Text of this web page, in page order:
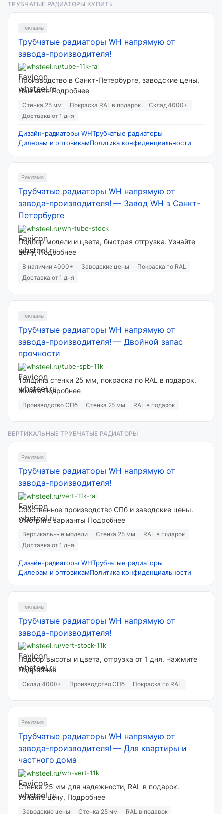
ТРУБЧАТЫЕ РАДИАТОРЫ КУПИТЬ
Реклама
Трубчатые радиаторы WH напрямую от
завода-производителя!
whsteel.ru/tube-11k-ral
Производство в Санкт-Петербурге, заводские цены.
Нажмите Подробнее
Стенка 25 мм Покраска RAL в подарок
Склад 4000+
Доставка от 1 дня
Дизайн-радиаторы WHТрубчатые радиаторы
Дилерам и оптовикамПолитика конфиденциальности
Реклама
Трубчатые радиаторы WH напрямую от
завода-производителя! — Завод WH в Санкт-
Петербурге
whsteel.ru/wh-tube-stock
Подбор модели и цвета, быстрая отгрузка. Узнайте
цену, Подробнее
В наличии 4000+ Заводские цены
Покраска по RAL
Доставка от 1 дня
Реклама
Трубчатые радиаторы WH напрямую от
завода-производителя! — Двойной запас
прочности
whsteel.ru/tube-spb-11k
Толщина стенки 25 мм, покраска по RAL в подарок.
Жмите Подробнее
Производство СПб Стенка 25 мм RAL в подарок
ВЕРТИКАЛЬНЫЕ ТРУБЧАТЫЕ РАДИАТОРЫ
Реклама
Трубчатые радиаторы WH напрямую от
завода-производителя!
whsteel.ru/vert-11k-ral
Собственное производство СПб и заводские цены.
Смотрите варианты Подробнее
Вертикальные модели Стенка 25 мм
RAL в подарок
Доставка от 1 дня
Дизайн-радиаторы WHТрубчатые радиаторы
Дилерам и оптовикамПолитика конфиденциальности
Реклама
Трубчатые радиаторы WH напрямую от
завода-производителя!
whsteel.ru/vert-stock-11k
Подбор высоты и цвета, отгрузка от 1 дня. Нажмите
Подробнее
Склад 4000+ Производство СПб Покраска по RAL
Реклама
Трубчатые радиаторы WH напрямую от
завода-производителя! — Для квартиры и
частного дома
whsteel.ru/wh-vert-11k
Стенка 25 мм для надежности, RAL в подарок.
Узнайте цену, Подробнее
Заводские цены Стенка 25 мм RAL в подарок